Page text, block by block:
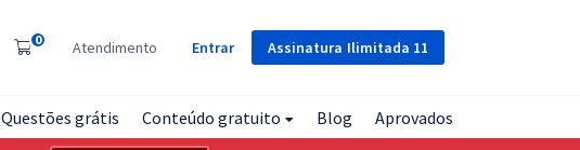
Assinatura Ilimitada 11
0 Atendimento Entrar
Questões grátis Conteúdo gratuito Blog Aprovados